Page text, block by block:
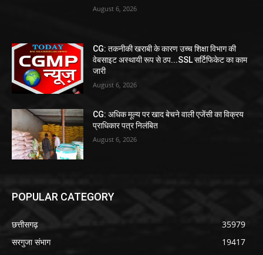
August 6, 2026
CG: तकनीकी खराबी के कारण उच्च शिक्षा विभाग की
वेबसाइट अस्थायी रूप से ठप...SSL सर्टिफिकेट का काम
जारी
August 6, 2026
CG: अधिक मूल्य पर खाद बेचने वाली एजेंसी का विक्रय
प्राधिकार पत्र निलंबित
August 6, 2026
POPULAR CATEGORY
छत्तीसगढ़
35979
सरगुजा संभाग
19417